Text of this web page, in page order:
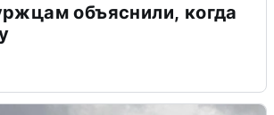
объяснили, когда